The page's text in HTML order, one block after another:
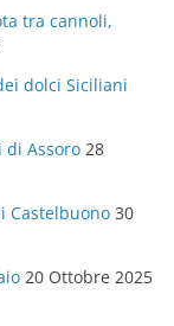
tra cannoli,
dolci Siciliani
di Assoro 28
Castelbuono 30
20 Ottobre 2025